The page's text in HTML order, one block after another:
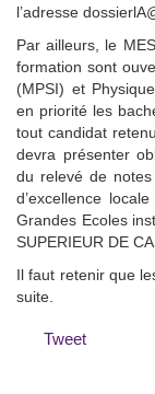
l’adresse
Par ailleurs, le
formation sont
(MPSI) et
en priorité les
tout candidat
devra présenter
du relevé de notes
d’excellence
Grandes Ecoles
SUPERIEUR DE
Il faut retenir que
suite.
Tweet